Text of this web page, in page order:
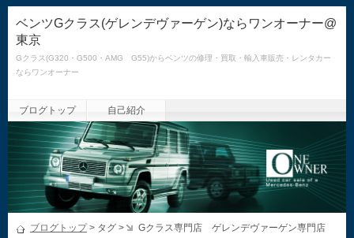
ベンツGクラス(ゲレンデヴァーゲン)ならワンオーナー@
東京
Gクラス(G320・G500・AMG G55)からベンツの修理・買取・輸入車販売・レンタカー
ならワンオーナー
ブログトップ 自己紹介
ブログトップ> タグ >
Gクラス専門店 ゲレンデヴァーゲン専門店